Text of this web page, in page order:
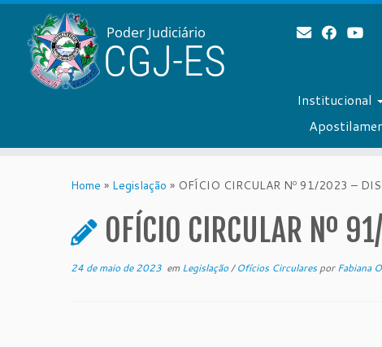
Institucional
Home » Legislação » OFÍCIO CIRCULAR Nº 91/2023 –
OFÍCIO CIRCULAR Nº
24 de maio de 2023 em Legislação/Ofícios CircularesporFabiana